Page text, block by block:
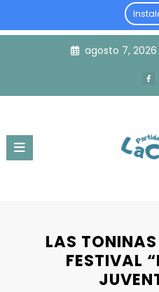
agosto 7, 2026
LAS TONINAS
FESTIVAL